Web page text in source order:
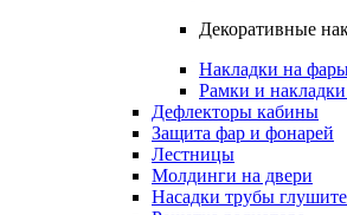
Декоративные
Накладки на
Рамки и
Дефлекторы кабины
Защита фар и фонарей
Лестницы
Молдинги на двери
Насадки трубы